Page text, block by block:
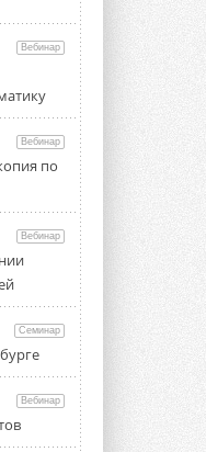
на
были ...
56 кВт.
...
2026»
лидеры»
года ...
в
Вебинар
Вебинар
по
Вебинар
Семинар
Вебинар